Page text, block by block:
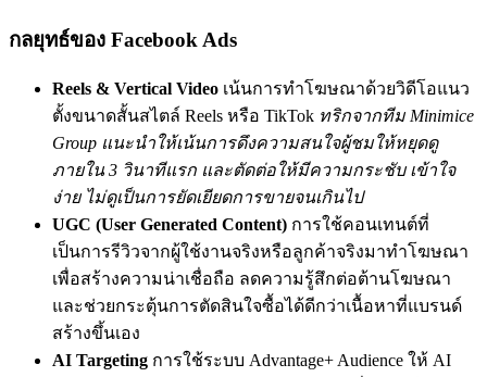
กลยุทธ์ของ Facebook Ads
Reels & Vertical Video เน้นการทำโฆษณาด้วยวิดีโอแนว
ตั้งขนาดสั้นสไตล์ Reels หรือ TikTok ทริกจากทีม Minimice
Group แนะนำให้เน้นการดึงความสนใจผู้ชมให้หยุดดู
ภายใน 3 วินาทีแรก และตัดต่อให้มีความกระชับ เข้าใจ
ง่าย ไม่ดูเป็นการยัดเยียดการขายจนเกินไป
UGC (User Generated Content) การใช้คอนเทนต์ที่
เป็นการรีวิวจากผู้ใช้งานจริงหรือลูกค้าจริงมาทำโฆษณา
เพื่อสร้างความน่าเชื่อถือ ลดความรู้สึกต่อต้านโฆษณา
และช่วยกระตุ้นการตัดสินใจซื้อได้ดีกว่าเนื้อหาที่แบรนด์
สร้างขึ้นเอง
AI Targeting การใช้ระบบ Advantage+ Audience ให้ AI